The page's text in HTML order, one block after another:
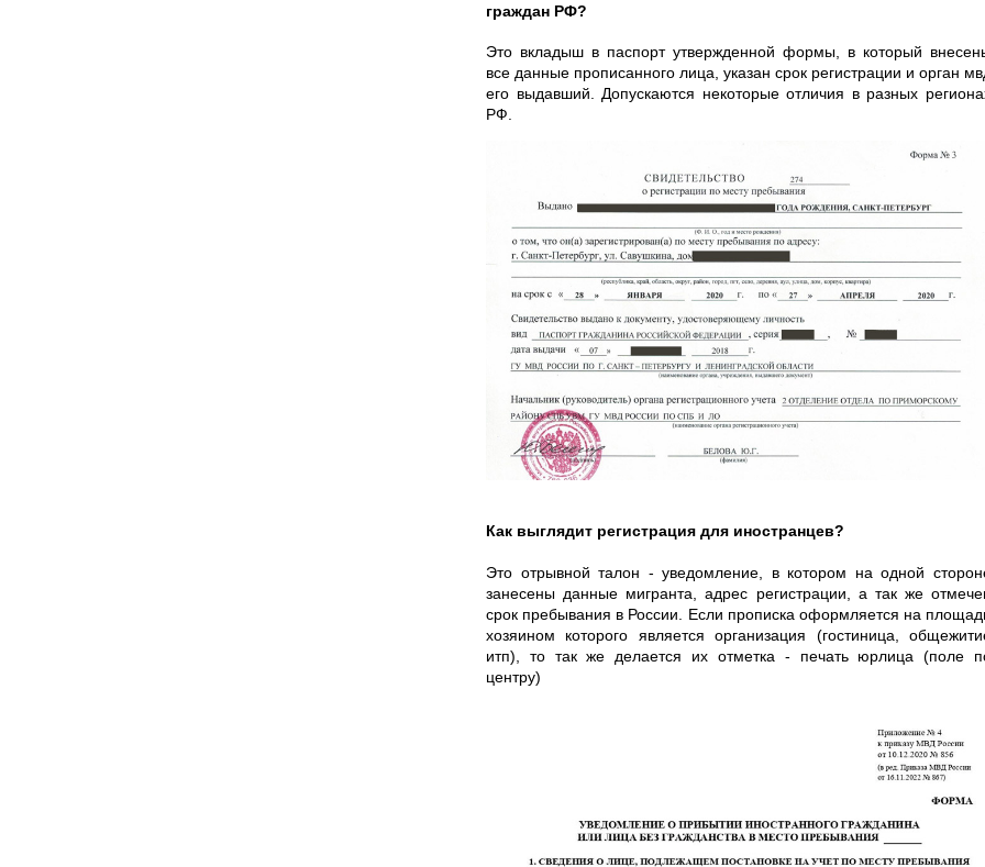
граждан РФ?
Это вкладыш в паспорт утвержденной формы, в который
все данные прописанного лица, указан срок регистрации и орган
его выдавший. Допускаются некоторые отличия в разных
РФ.
Как выглядит регистрация для иностранцев?
Это отрывной талон - уведомление, в котором на одной
занесены данные мигранта, адрес регистрации, а так же
срок пребывания в России. Если прописка оформляется на
хозяином которого является организация (гостиница,
итп), то так же делается их отметка - печать юрлица (поле
центру)